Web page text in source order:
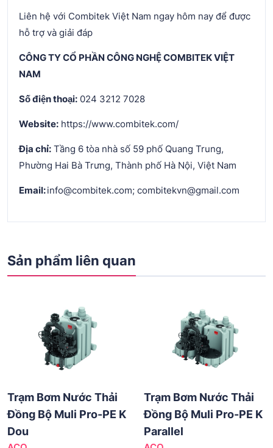
Liên hệ với Combitek Việt Nam ngay hôm nay để được
hỗ trợ và giải đáp
CÔNG TY CỔ PHẦN CÔNG NGHỆ COMBITEK VIỆT
NAM
Số điện thoại: 024 3212 7028
Website: https://www.combitek.com/
Địa chỉ: Tầng 6 tòa nhà số 59 phố Quang Trung,
Phường Hai Bà Trưng, Thành phố Hà Nội, Việt Nam
Email:info@combitek.com; combitekvn@gmail.com
Sản phẩm liên quan
Trạm Bơm Nước Thải
Đồng Bộ Muli Pro-PE K
Dou
Trạm Bơm Nước Thải
Đồng Bộ Muli Pro-PE K
Parallel